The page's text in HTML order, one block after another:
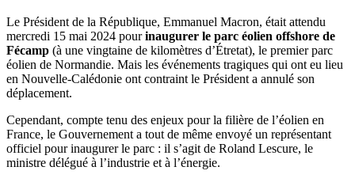
Le Président de la République, Emmanuel Macron, était attendu
mercredi 15 mai 2024 pourinaugurer le parc éolien offshore de
Fécamp (à une vingtaine de kilomètres d’Étretat), le premier parc
éolien de Normandie. Mais les événements tragiques qui ont eu lieu
en Nouvelle-Calédonie ont contraint le Président a annulé son
déplacement.
Cependant, compte tenu des enjeux pour la filière de l’éolien en
France, le Gouvernement a tout de même envoyé un représentant
officiel pour inaugurer le parc : il s’agit de Roland Lescure, le
ministre délégué à l’industrie et à l’énergie.